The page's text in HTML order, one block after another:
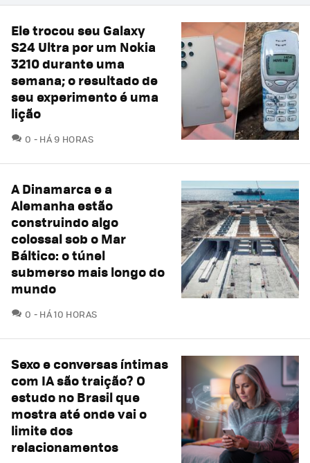
Ele trocou seu Galaxy
S24 Ultra por um Nokia
3210 durante uma
semana; o resultado de
seu experimento é uma
lição
0 COMENTÁRIOS
HÁ 9 HORAS
A Dinamarca e a
Alemanha estão
construindo algo
colossal sob o Mar
Báltico: o túnel
submerso mais longo do
mundo
0 COMENTÁRIOS
HÁ 10 HORAS
Sexo e conversas íntimas
com IA são traição? O
estudo no Brasil que
mostra até onde vai o
limite dos
relacionamentos